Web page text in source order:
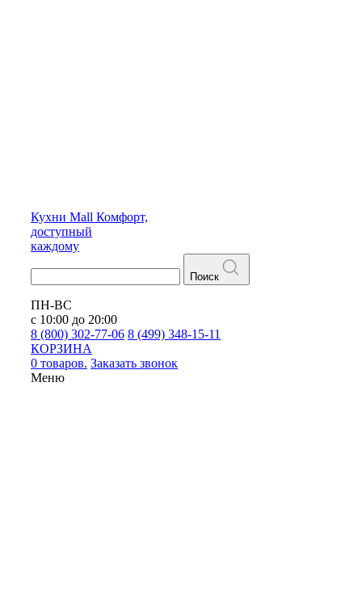
Кухни Mall Комфорт,
доступный
каждому
Поиск
ПН-ВС
с 10:00 до 20:00
8 (800) 302-77-06 8 (499) 348-15-11
КОРЗИНА
0 товаров. Заказать звонок
Меню